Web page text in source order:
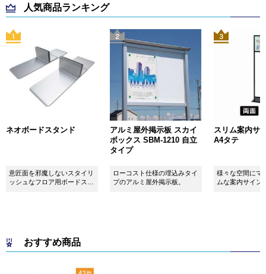
人気商品ランキング
ネオボードスタンド
意匠面を邪魔しないスタイリ
ッシュなフロア用ボードスタ
アルミ屋外掲示板 スカイ
ボックス SBM-1210 自立
タイプ
ローコスト仕様の埋込みタイ
プのアルミ屋外掲示板。
スリム案内サ
A4タテ
様々な空間にマ
ムな案内サイン
おすすめ商品